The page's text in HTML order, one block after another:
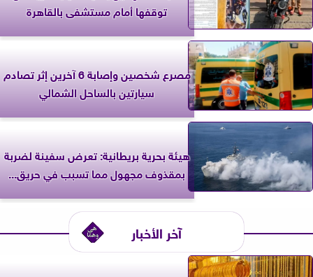
توقفها أمام مستشفى بالقاهرة
مصرع شخصين وإصابة 6 آخرين إثر تصادم
سيارتين بالساحل الشمالي
‎هيئة بحرية بريطانية: تعرض سفينة لضربة
بمقذوف مجهول مما تسبب في حريق...
آخر الأخبار